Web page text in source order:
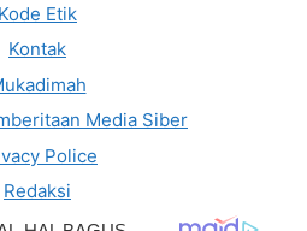
Kode Etik
Kontak
Media Siber
Police
Redaksi